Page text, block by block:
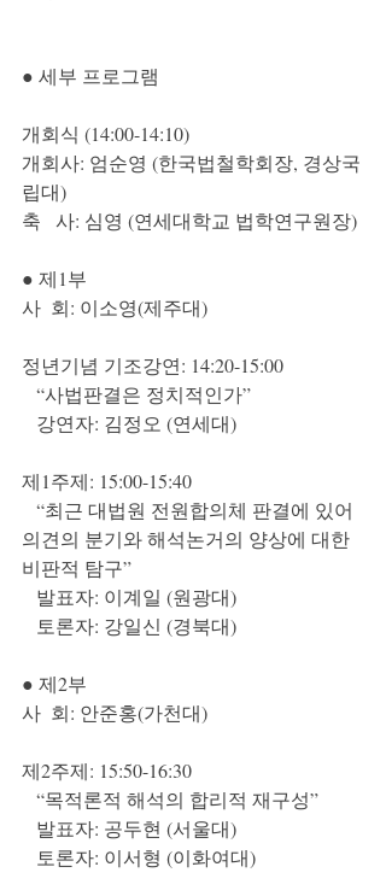
● 세부 프로그램
개회식 (14:00-14:10)
개회사: 엄순영 (한국법철학회장, 경상국
립대)
축   사: 심영 (연세대학교 법학연구원장)
● 제1부
사  회: 이소영(제주대)
정년기념 기조강연: 14:20-15:00
   “사법판결은 정치적인가”
   강연자: 김정오 (연세대)
제1주제: 15:00-15:40
의견의 분기와 해석논거의 양상에 대한
비판적 탐구”
   발표자: 이계일 (원광대)
   토론자: 강일신 (경북대)
● 제2부
사  회: 안준홍(가천대)
제2주제: 15:50-16:30
   “목적론적 해석의 합리적 재구성”
   발표자: 공두현 (서울대)
   토론자: 이서형 (이화여대)